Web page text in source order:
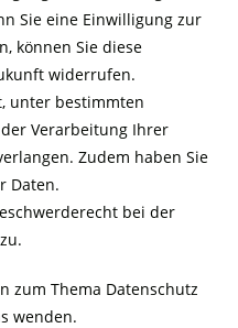
Sie eine Einwilligung zur
können Sie diese
widerrufen.
unter bestimmten
Verarbeitung Ihrer
Zudem haben Sie
Daten.
bei der
zum Thema Datenschutz
wenden.